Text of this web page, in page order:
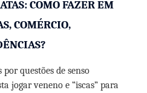
COMO FAZER EM
COMÉRCIO,
questões de senso
jogar veneno e “iscas” para